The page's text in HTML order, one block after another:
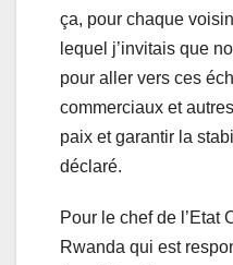
ça, pour chaque
lequel j’invitais que
pour aller vers ces
commerciaux et
paix et garantir la
déclaré.
Pour le chef de l’Etat
Rwanda qui est